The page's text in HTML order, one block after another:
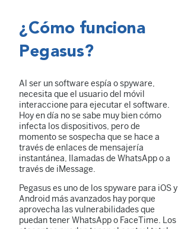
¿Cómo funciona
Pegasus?
Al ser un software espía o spyware,
necesita que el usuario del móvil
interaccione para ejecutar el software.
Hoy en día no se sabe muy bien cómo
infecta los dispositivos, pero de
momento se sospecha que se hace a
través de enlaces de mensajería
instantánea, llamadas de WhatsApp o a
través de iMessage.
Pegasus es uno de los spyware para iOS y
Android más avanzados hay porque
aprovecha las vulnerabilidades que
puedan tener WhatsApp o FaceTime. Los